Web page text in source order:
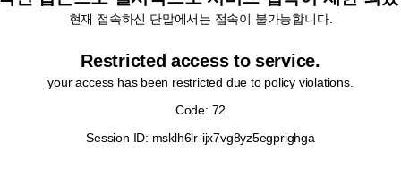
현재 접속하신 단말에서는 접속이 불가능합니다.
Restricted access to service.
your access has been restricted due to policy violations.
Code: 72
Session ID: msklh6lr-ijx7vg8yz5egprighga